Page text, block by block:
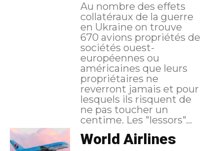
Au nombre des effets
collatéraux de la guerre
en Ukraine on trouve
670 avions propriétés de
sociétés ouest-
européennes ou
américaines que leurs
propriétaires ne
reverront jamais et pour
lesquels ils risquent de
ne pas toucher un
centime. Les "lessors"...
World Airlines